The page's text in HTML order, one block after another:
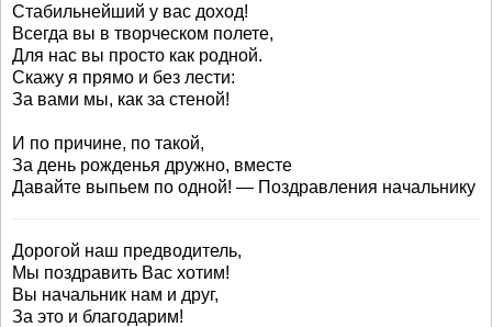
Стабильнейший у вас доход!
Всегда вы в творческом полете,
Для нас вы просто как родной.
Скажу я прямо и без лести:
За вами мы, как за стеной!
И по причине, по такой,
За день рожденья дружно, вместе
Давайте выпьем по одной! — Поздравления начальнику
Дорогой наш предводитель,
Мы поздравить Вас хотим!
Вы начальник нам и друг,
За это и благодарим!